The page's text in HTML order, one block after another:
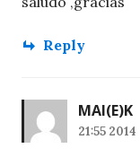
Reply
MAI(E)K
21:55